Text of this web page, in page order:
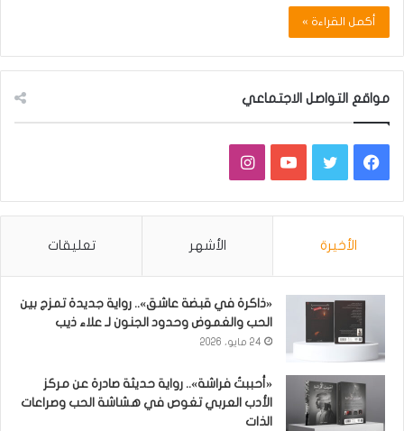
أكمل القراءة »
مواقع التواصل الاجتماعي
فيسبوكتويتر يوتيوبانستقرام
الأخيرة الأشهر تعليقات
«ذاكرة في قبضة عاشق».. رواية جديدة تمزج بين
الحب والغموض وحدود الجنون لـ علاء ذيب
24 مايو، 2026
«أحببتُ فراشة».. رواية حديثة صادرة عن مركز
الأدب العربي تغوص في هشاشة الحب وصراعات
الذات